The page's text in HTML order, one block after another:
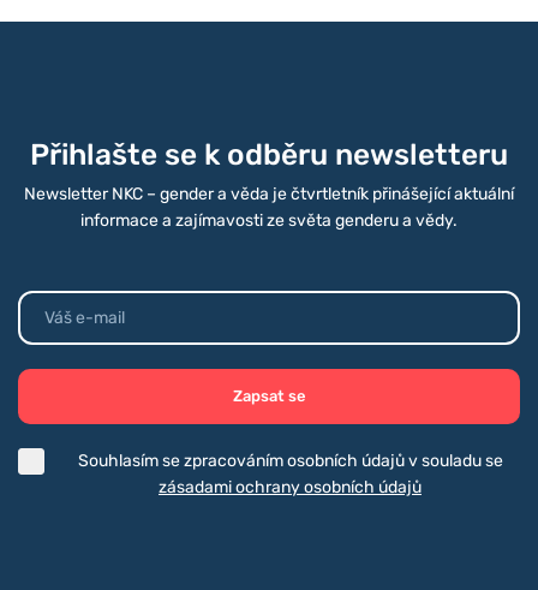
Přihlašte se k odběru newsletteru
Newsletter NKC – gender a věda je čtvrtletník přinášející aktuální
informace a zajímavosti ze světa genderu a vědy.
Zapsat se
Souhlasím se zpracováním osobních údajů v souladu se
zásadami ochrany osobních údajů